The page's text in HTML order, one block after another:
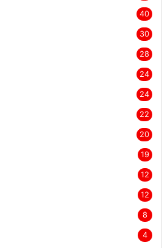
40
30
28
24
24
22
20
19
12
12
8
4